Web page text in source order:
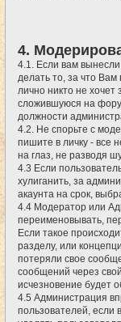
4.
4.1. Если вам
делать то, за что
лично никто не хочет
сложившуюся на
должности
4.2. Не спорьте с
пишите в личку - все
на глаз, не разводя
4.3 Если
хулиганить, за
акаунта на срок,
4.4 Модератор или
переименовывать,
Если такое
разделу, или
потеряли свое
сообщений через
исчезновение будет
4.5 Администрация
пользователей, если